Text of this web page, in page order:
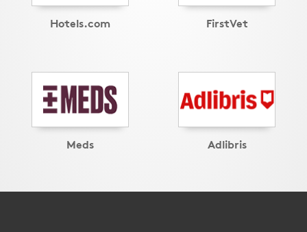
Hotels.com FirstVet
Meds Adlibris